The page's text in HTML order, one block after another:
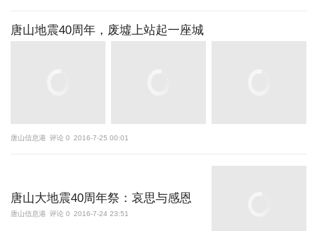
唐山地震40周年，废墟上站起一座城
唐山信息港 评论 0 2016-7-25 00:01
唐山大地震40周年祭：哀思与感恩
唐山信息港 评论 0 2016-7-24 23:51